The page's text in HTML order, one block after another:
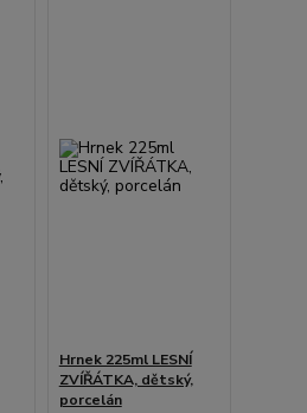
Hrnek 225ml LESNÍ
ZVÍŘÁTKA, dětský,
porcelán